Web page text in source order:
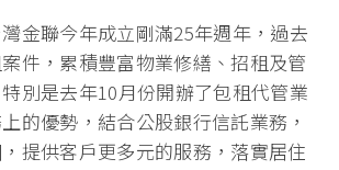
金聯今年成立剛滿25年週年，過去
件，累積豐富物業修繕、招租及管
別是去年10月份開辦了包租代管業
的優勢，結合公股銀行信託業務，
提供客戶更多元的服務，落實居住